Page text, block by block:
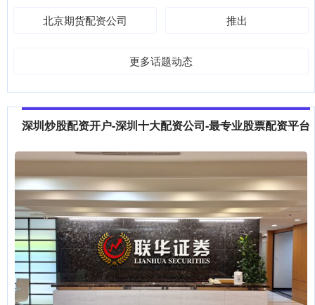
北京期货配资公司 推出
更多话题动态
深圳炒股配资开户-深圳十大配资公司-最专业股票配资平台